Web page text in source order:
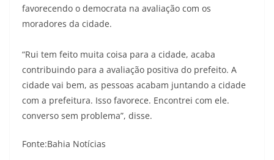
favorecendo o democrata na avaliação com os
moradores da cidade.
“Rui tem feito muita coisa para a cidade, acaba
contribuindo para a avaliação positiva do prefeito. A
cidade vai bem, as pessoas acabam juntando a cidade
com a prefeitura. Isso favorece. Encontrei com ele.
converso sem problema”, disse.
Fonte:Bahia Notícias